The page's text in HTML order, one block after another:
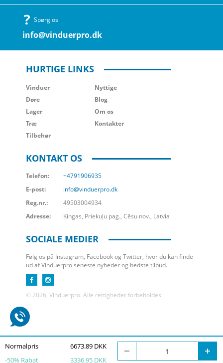
Normalpris
6673.89 DKK
-50% Rabat 3336.95 DKK
Spørg os
info@vinduerpro.dk
HURTIGE LINKS
Vinduer
Døre
Lager
Træ
Tilbehør
Nyttige
Blog
Om os
Kontakter
KONTAKT OS
Telefon:
+4791906935
E-post:
info@vinduerpro.dk
Reg.nr.:
49503004934
Adresse:
Ķingas, Priekuļu pag., Cēsu nov., Latvia
SOCIALE MEDIER
Følg os på Instagram, Facebook og Twitter, hvor du kan finde
ud af Vinduerpro seneste nyheder og bedste tilbud.
© 2026, Vinduerpro. Alle rettigheder forbeholdes